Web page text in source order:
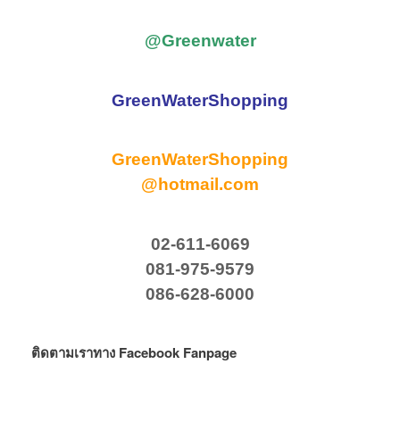
@Greenwater
GreenWaterShopping
GreenWaterShopping
@hotmail.com
02-611-6069
081-975-9579
086-628-6000
ติดตามเราทาง Facebook Fanpage